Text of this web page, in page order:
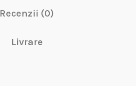
Recenzii (0)
Livrare